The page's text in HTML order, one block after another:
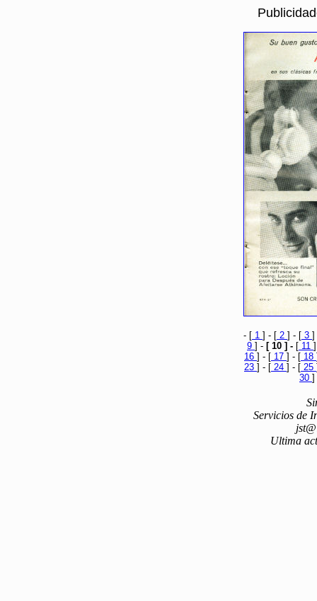
- [ 1 ] - [ 2 ] - [ 3 ]
9 ] - [ 10 ] - [ 11
16 ] - [ 17 ] - [ 18
23 ] - [ 24 ] - [ 25
30
Servicios de
Ultima